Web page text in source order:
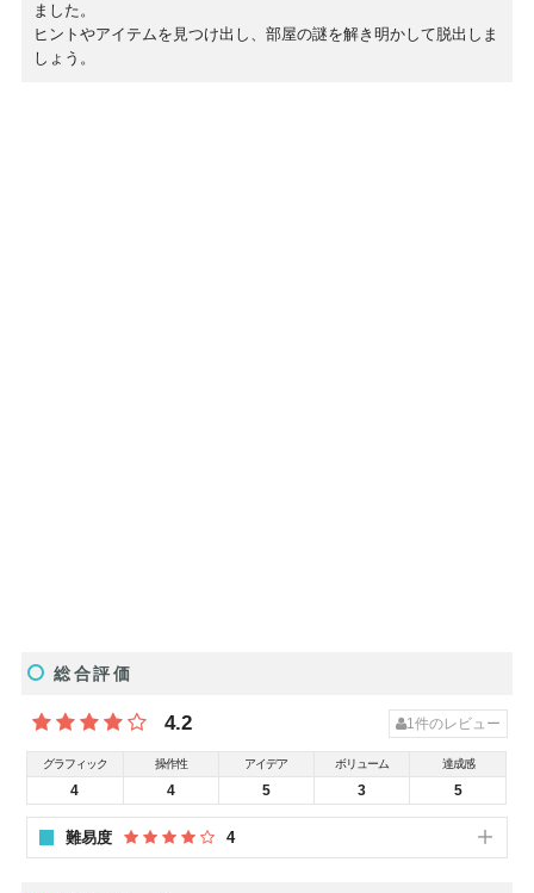
ました。
ヒントやアイテムを見つけ出し、部屋の謎を解き明かして脱出しま
しょう。
総合評価
4.2 1 件のレビュー
グラフィック
4
操作性
4
アイデア
5
ボリューム
3
達成感
5
難易度 4